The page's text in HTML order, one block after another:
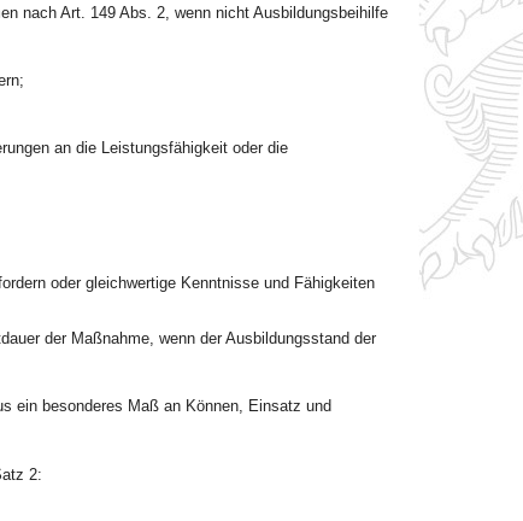
nach Art. 149 Abs. 2, wenn nicht Ausbildungsbeihilfe
an die Leistungsfähigkeit oder die
oder gleichwertige Kenntnisse und Fähigkeiten
der Maßnahme, wenn der Ausbildungsstand der
ein besonderes Maß an Können, Einsatz und
2: